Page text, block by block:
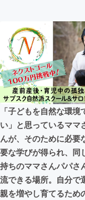
テクノロ
映像・映画
ビジネス
まちづく
CAMPFIRE for
CAMPFIREふ
「子どもを自然な環境
い」と思っているママ
んが、そのために必要
要な学びが得られ、同
持ちのママさんパパさ
流できる場所。自分で
親を増やし育てるため